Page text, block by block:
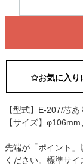
✩お気に入り
【型式】E-207/芯あ
【サイズ】
先端が「ポイント
ください。標準サイ